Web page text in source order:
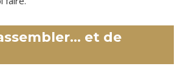
et de